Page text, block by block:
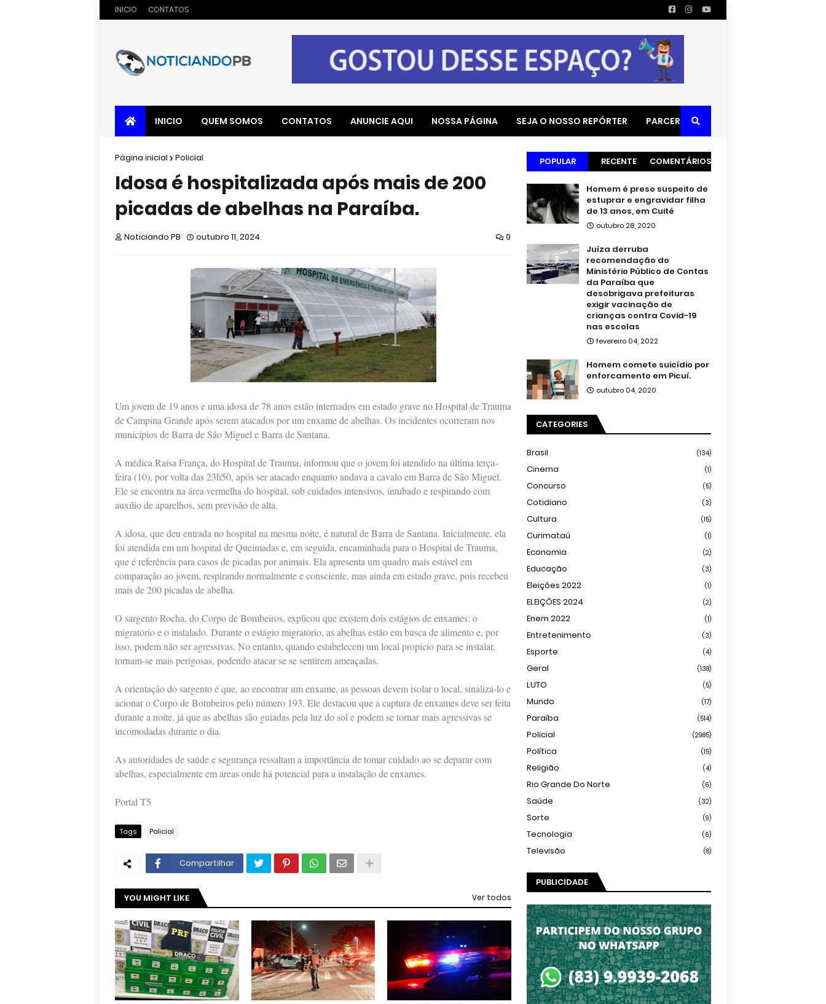
INICIO CONTATOS
INICIO QUEM SOMOS CONTATOS ANUNCIE AQUI NOSSA PÁGINA SEJA O NOSSO REPÓRTER PARCERIAS
Página inicial Policial
Idosa é hospitalizada após mais de 200
picadas de abelhas na Paraíba.
Noticiando PB outubro 11, 2024 0
Um jovem de 19 anos e uma idosa de 78 anos estão internados em estado grave no Hospital de Trauma
de Campina Grande após serem atacados por um enxame de abelhas. Os incidentes ocorreram nos
municípios de Barra de São Miguel e Barra de Santana.
A médica Raísa França, do Hospital de Trauma, informou que o jovem foi atendido na última terça-
feira (10), por volta das 23h50, após ser atacado enquanto andava a cavalo em Barra de São Miguel.
Ele se encontra na área vermelha do hospital, sob cuidados intensivos, intubado e respirando com
auxílio de aparelhos, sem previsão de alta.
A idosa, que deu entrada no hospital na mesma noite, é natural de Barra de Santana. Inicialmente, ela
foi atendida em um hospital de Queimadas e, em seguida, encaminhada para o Hospital de Trauma,
que é referência para casos de picadas por animais. Ela apresenta um quadro mais estável em
comparação ao jovem, respirando normalmente e consciente, mas ainda em estado grave, pois recebeu
mais de 200 picadas de abelha.
O sargento Rocha, do Corpo de Bombeiros, explicou que existem dois estágios de enxames: o
migratório e o instalado. Durante o estágio migratório, as abelhas estão em busca de alimento e, por
isso, podem não ser agressivas. No entanto, quando estabelecem um local propício para se instalar,
tornam-se mais perigosas, podendo atacar se se sentirem ameaçadas.
A orientação do sargento é que, ao encontrar um enxame, as pessoas devem isolar o local, sinalizá-lo e
acionar o Corpo de Bombeiros pelo número 193. Ele destacou que a captura de enxames deve ser feita
durante a noite, já que as abelhas são guiadas pela luz do sol e podem se tornar mais agressivas se
incomodadas durante o dia.
As autoridades de saúde e segurança ressaltam a importância de tomar cuidado ao se deparar com
abelhas, especialmente em áreas onde há potencial para a instalação de enxames.
Portal T5
Tags Policial
Compartilhar
YOU MIGHT LIKE Ver todos
POPULAR RECENTE COMENTÁRIOS
Homem é preso suspeito de
estuprar e engravidar filha
de 13 anos, em Cuité
outubro 28, 2020
Juíza derruba
recomendação do
Ministério Público de Contas
da Paraíba que
desobrigava prefeituras
exigir vacinação de
crianças contra Covid-19
nas escolas
fevereiro 04, 2022
Homem comete suicídio por
enforcamento em Picuí.
outubro 04, 2020
CATEGORIES
Brasil (134)
Cinema (1)
Concurso (5)
Cotidiano (3)
Cultura (15)
Curimataú (1)
Economia (2)
Educação (3)
Eleições 2022 (1)
ELEIÇÕES 2024 (2)
Enem 2022 (1)
Entretenimento (3)
Esporte (4)
Geral (138)
LUTO (5)
Mundo (17)
Paraíba (514)
Policial (2985)
Política (15)
Religião (4)
Rio Grande Do Norte (6)
Saúde (32)
Sorte (9)
Tecnologia (6)
Televisão (8)
PUBLICIDADE